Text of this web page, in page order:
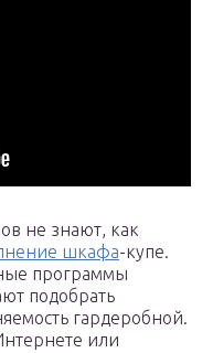
не знают, как
шкафа-купе.
программы
подобрать
гардеробной.
или